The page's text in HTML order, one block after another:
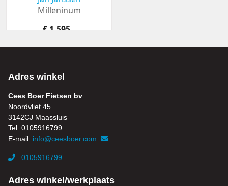
Milleninum
€ 1.595,-
Adres winkel
Cees Boer Fietsen bv
Noordvliet 45
3142CJ Maassluis
Tel: 0105916799
E-mail: info@ceesboer.com
0105916799
Adres winkel/werkplaats